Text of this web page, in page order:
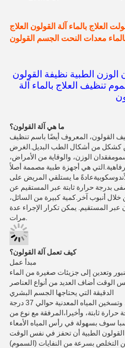
التخلص من السموم 220 فولت العلاج بالماء آلة القولون العلاج
معدات النحت الجسم القولون
الوزن الطبية نظيفة القولون
تنظيف العلاج بالماء آلة
ما هي آلة القولون؟
القولون، المعروف أيضًا باسم تنظيف
كشكل من أشكال الطب البديل.الغرض
الوزن، والوقاية من الأمراض،
هي أجهزة طبية مصممة أصلاً
ما يستلقي المريض على
بدرجة حرارة ثابتة عبر المستقيم عن
أنبوب آخر.كمية كبيرة من السائل،
60 لتر في القولون عبر المستقيم. يمكن تكرار الإجراء عدة
مرات.
كيف تعمل آلة القولون؟
مبدأ عمل
وتعدين إلى جزيئات صغيرة من الماء
الوقت أضاف العديد من أنواع العناصر
الدقيقة التي يحتاجها الجسم البشري
بعد من خلال جهاز تسخين درجة حرارة ثابتة، وتسخين المياه المعدنية حوالي 37 درجة
ثابتة، وأخيرا،المرفقة مع نوع من
سوف بسهولة في رأس المياه الأمعاء
القولون الطبية أن تحفز في نفس الوقت
التخلص بسرعة من النفايات (السموم)